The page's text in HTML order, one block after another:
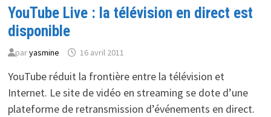
YouTube Live : la télévision en direct est
disponible
paryasmine 16 avril 2011
YouTube réduit la frontière entre la télévision et
Internet. Le site de vidéo en streaming se dote d’une
plateforme de retransmission d’événements en direct.